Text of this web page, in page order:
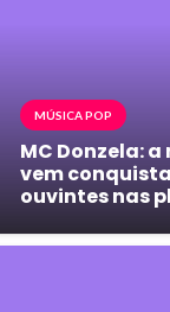
MÚSICA POP
MC Donzela:
vem
ouvintes nas